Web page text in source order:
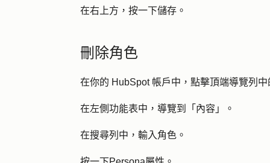
在右上方，按一下儲存 。
刪除角色
在你的 HubSpot 帳戶中，點擊頂端導覽列中
在左側功能表中，導覽到「內容 」。
在搜尋列中，輸入 角色 。